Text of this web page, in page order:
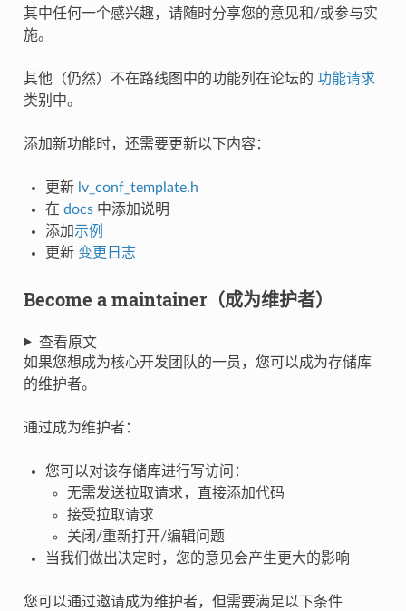
其中任何一个感兴趣，请随时分享您的意见和/或参与实
施。
其他（仍然）不在路线图中的功能列在论坛的 功能请求
类别中。
添加新功能时，还需要更新以下内容：
更新 lv_conf_template.h
在 docs中添加说明
添加示例
更新 变更日志
Become a maintainer（成为维护者）
查看原文
如果您想成为核心开发团队的一员，您可以成为存储库
的维护者。
通过成为维护者：
您可以对该存储库进行写访问：
无需发送拉取请求，直接添加代码
接受拉取请求
关闭/重新打开/编辑问题
当我们做出决定时，您的意见会产生更大的影响
您可以通过邀请成为维护者，但需要满足以下条件